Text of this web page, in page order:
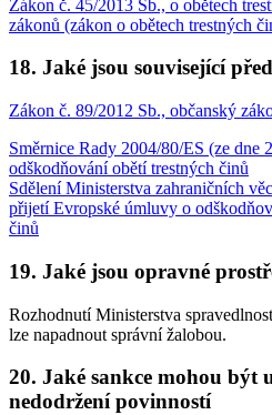
Zákon č. 45/2013 Sb., o obětech
zákonů (zákon o obětech trestných
18. Jaké jsou související
Zákon č. 89/2012 Sb., občanský
Směrnice Rady 2004/80/ES (ze dne
odškodňování obětí trestných činů
Sdělení Ministerstva zahraničních
přijetí Evropské úmluvy o
činů
19. Jaké jsou opravné
Rozhodnutí Ministerstva
lze napadnout správní žalobou.
20. Jaké sankce mohou být
nedodržení povinností